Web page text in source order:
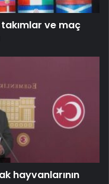
takımlar ve maç
hayvanlarının